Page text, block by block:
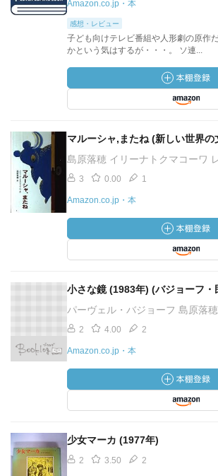
Amazon.co.jp・本
感想・レビュー
子ども向けテレビ番組や人形劇の原作
かという気はするが・・・。 ソ連...
マルーシャ,またね (新しい世界の
島原落穂 イリーナトクマコーワ
3 0.00 1
Amazon.co.jp・本
小さな鏡 (1983年) (バジョーフ・
パーヴェル・バジョーフ 島原落穂
2 4.00 2
Amazon.co.jp・本
少女マーカ (1977年)
2 3.50 2